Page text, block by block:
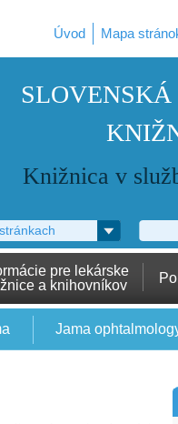
Úvod Mapa
Knižnica v
pre lekárske
a knihovníkov
Jama